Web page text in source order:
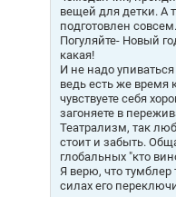
вещей для детки. А
подготовлен совсем.
Погуляйте- Новый
какая!
И не надо
ведь есть же время
чувствуете себя
загоняете в
Театрализм, так
стоит и забыть.
глобальных "кто
Я верю, что тумблер
силах его